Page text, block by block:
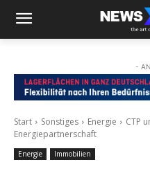
-
Start Sonstiges Energie
CTP
Energiepartnerschaft
Energie Immobilien